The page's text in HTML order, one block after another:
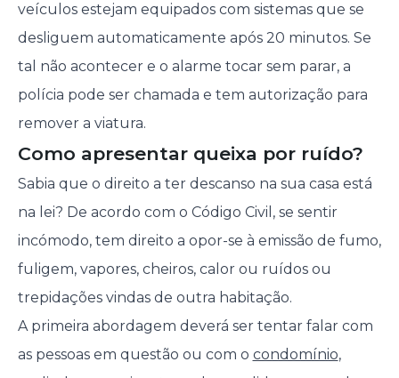
veículos estejam equipados com sistemas que se
desliguem automaticamente após 20 minutos. Se
tal não acontecer e o alarme tocar sem parar, a
polícia pode ser chamada e tem autorização para
remover a viatura.
Como apresentar queixa por ruído?
Sabia que o direito a ter descanso na sua casa está
na lei? De acordo com o Código Civil, se sentir
incómodo, tem direito a opor-se à emissão de fumo,
fuligem, vapores, cheiros, calor ou ruídos ou
trepidações vindas de outra habitação.
A primeira abordagem deverá ser tentar falar com
as pessoas em questão ou com o condomínio,